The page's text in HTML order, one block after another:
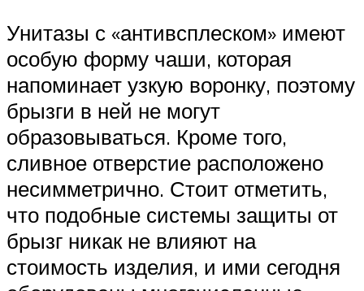
Унитазы с «антивсплеском» имеют
особую форму чаши, которая
напоминает узкую воронку, поэтому
брызги в ней не могут
образовываться. Кроме того,
сливное отверстие расположено
несимметрично. Стоит отметить,
что подобные системы защиты от
брызг никак не влияют на
стоимость изделия, и ими сегодня